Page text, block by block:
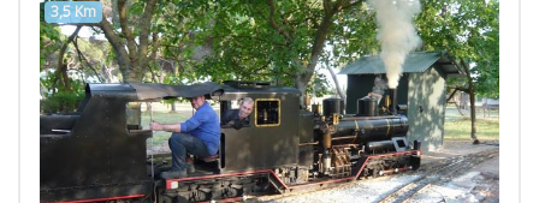
3,5 Km